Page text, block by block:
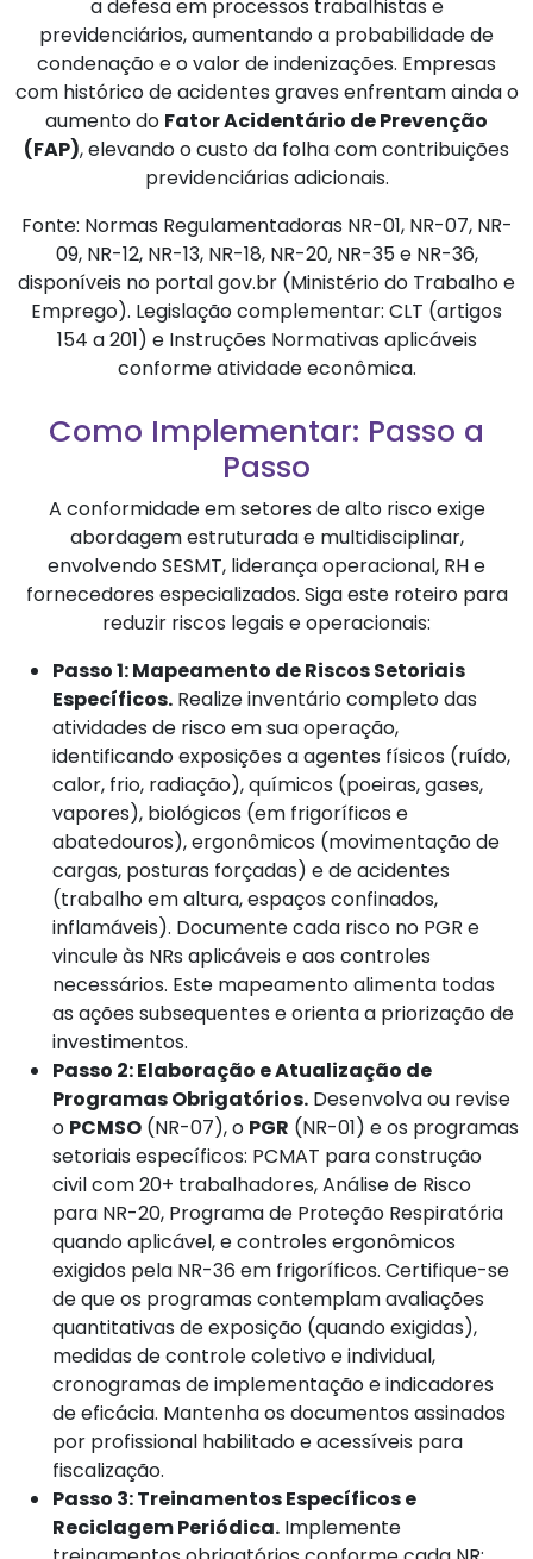
a defesa em processos trabalhistas e
previdenciários, aumentando a probabilidade de
condenação e o valor de indenizações. Empresas
com histórico de acidentes graves enfrentam ainda o
aumento do Fator Acidentário de Prevenção
(FAP), elevando o custo da folha com contribuições
previdenciárias adicionais.
Fonte: Normas Regulamentadoras NR-01, NR-07, NR-
09, NR-12, NR-13, NR-18, NR-20, NR-35 e NR-36,
disponíveis no portal gov.br (Ministério do Trabalho e
Emprego). Legislação complementar: CLT (artigos
154 a 201) e Instruções Normativas aplicáveis
conforme atividade econômica.
Como Implementar: Passo a
Passo
A conformidade em setores de alto risco exige
abordagem estruturada e multidisciplinar,
envolvendo SESMT, liderança operacional, RH e
fornecedores especializados. Siga este roteiro para
reduzir riscos legais e operacionais:
Passo 1: Mapeamento de Riscos Setoriais
Específicos. Realize inventário completo das
atividades de risco em sua operação,
identificando exposições a agentes físicos (ruído,
calor, frio, radiação), químicos (poeiras, gases,
vapores), biológicos (em frigoríficos e
abatedouros), ergonômicos (movimentação de
cargas, posturas forçadas) e de acidentes
(trabalho em altura, espaços confinados,
inflamáveis). Documente cada risco no PGR e
vincule às NRs aplicáveis e aos controles
necessários. Este mapeamento alimenta todas
as ações subsequentes e orienta a priorização de
investimentos.
Passo 2: Elaboração e Atualização de
Programas Obrigatórios. Desenvolva ou revise
o PCMSO (NR-07), o PGR (NR-01) e os programas
setoriais específicos: PCMAT para construção
civil com 20+ trabalhadores, Análise de Risco
para NR-20, Programa de Proteção Respiratória
quando aplicável, e controles ergonômicos
exigidos pela NR-36 em frigoríficos. Certifique-se
de que os programas contemplam avaliações
quantitativas de exposição (quando exigidas),
medidas de controle coletivo e individual,
cronogramas de implementação e indicadores
de eficácia. Mantenha os documentos assinados
por profissional habilitado e acessíveis para
fiscalização.
Passo 3: Treinamentos Específicos e
Reciclagem Periódica. Implemente